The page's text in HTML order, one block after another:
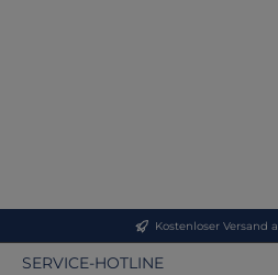
Kostenloser Versand
SERVICE-HOTLINE